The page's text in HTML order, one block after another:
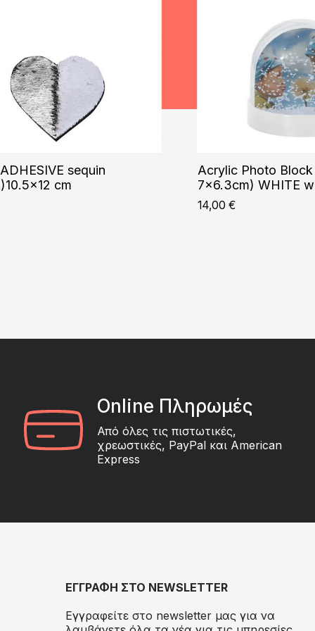
sequin
cm
Acrylic Photo
7×6.3cm) WHITE
14,00 €
Online Πληρωμές
Από όλες τις πιστωτικές,
χρεωστικές, PayPal και American
Express
ΕΓΓΡΑΦΗ ΣΤΟ NEWSLETTER
Εγγραφείτε στο newsletter μας για να